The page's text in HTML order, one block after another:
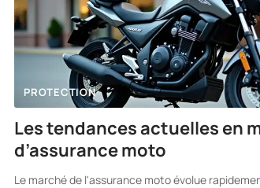
PROTECTION
Les tendances actuelles en
d’assurance moto
Le marché de l'assurance moto évolue